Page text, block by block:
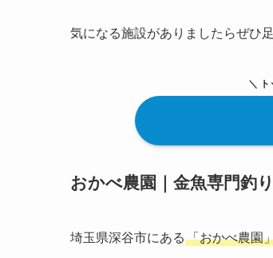
気になる施設がありましたらぜひ
＼ ト
おかべ農園｜金魚専門釣
埼玉県深谷市にある 「おかべ農園